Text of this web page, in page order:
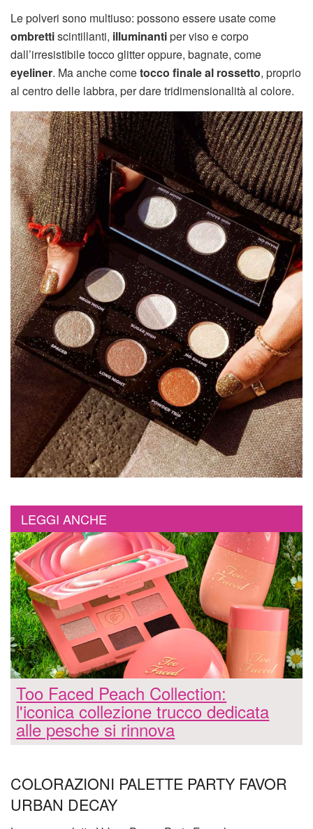
Le polveri sono multiuso: possono essere usate come
ombrettiscintillanti, illuminantiper viso e corpo
dall’irresistibile tocco glitter oppure, bagnate, come
eyeliner. Ma anche cometocco finale al rossetto, proprio
al centro delle labbra, per dare tridimensionalità al colore.
LEGGI ANCHE
Too Faced Peach Collection:
l'iconica collezione trucco dedicata
alle pesche si rinnova
COLORAZIONI PALETTE PARTY FAVOR
URBAN DECAY